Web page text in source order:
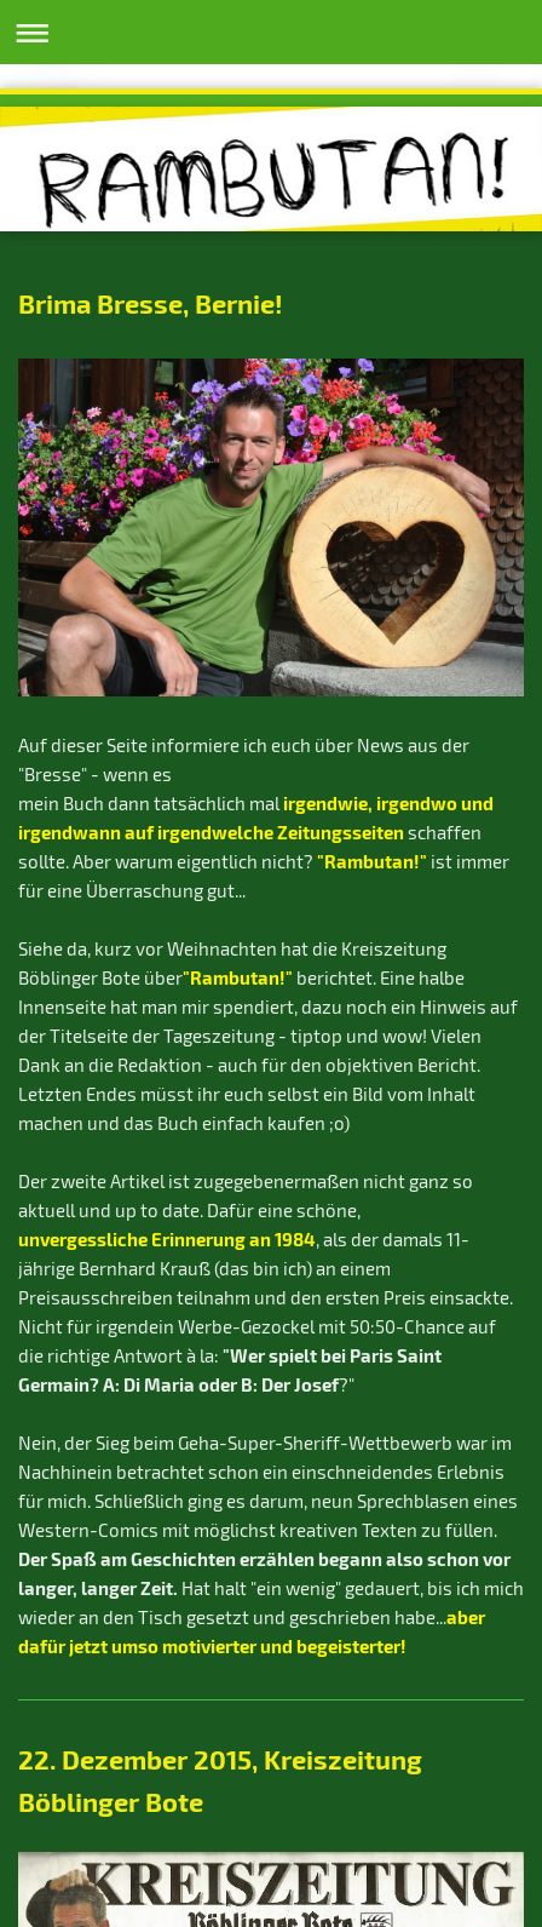
Brima Bresse, Bernie!
Auf dieser Seite informiere ich euch über News aus der
"Bresse" - wenn es
mein Buch dann tatsächlich mal irgendwie, irgendwo und
irgendwann auf irgendwelche Zeitungsseitenschaffen
sollte. Aber warum eigentlich nicht? "Rambutan!" ist immer
für eine Überraschung gut...
Siehe da, kurz vor Weihnachten hat die Kreiszeitung
Böblinger Bote über"Rambutan!" berichtet. Eine halbe
Innenseite hat man mir spendiert, dazu noch ein Hinweis auf
der Titelseite der Tageszeitung - tiptop und wow! Vielen
Dank an die Redaktion - auch für den objektiven Bericht.
Letzten Endes müsst ihr euch selbst ein Bild vom Inhalt
machen und das Buch einfach kaufen ;o)
Der zweite Artikel ist zugegebenermaßen nicht ganz so
aktuell und up to date. Dafür eine schöne,
unvergessliche Erinnerung an 1984, als der damals 11-
jährige Bernhard Krauß (das bin ich) an einem
Preisausschreiben teilnahm und den ersten Preis einsackte.
Nicht für irgendein Werbe-Gezockel mit 50:50-Chance auf
die richtige Antwort à la: "Wer spielt bei Paris Saint
Germain? A: Di Maria oder B: Der Josef?"
Nein, der Sieg beim Geha-Super-Sheriff-Wettbewerb war im
Nachhinein betrachtet schon ein einschneidendes Erlebnis
für mich. Schließlich ging es darum, neun Sprechblasen eines
Western-Comics mit möglichst kreativen Texten zu füllen.
Der Spaß am Geschichten erzählen begann also schon vor
langer, langer Zeit. Hat halt "ein wenig" gedauert, bis ich mich
wieder an den Tisch gesetzt und geschrieben habe...aber
dafür jetzt umso motivierter und begeisterter!
22. Dezember 2015, Kreiszeitung
Böblinger Bote